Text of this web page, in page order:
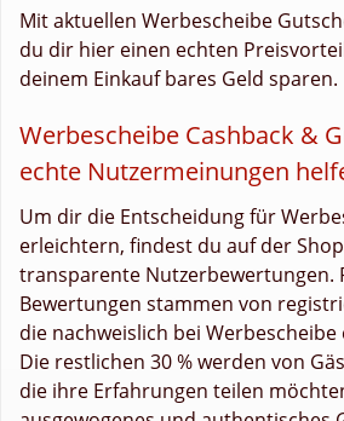
Mit aktuellen Werbescheibe
du dir hier einen echten
deinem Einkauf bares Geld sparen.
Werbescheibe Cashback &
echte Nutzermeinungen
Um dir die Entscheidung für
erleichtern, findest du auf der
transparente Nutzerbewertungen.
Bewertungen stammen von
die nachweislich bei
Die restlichen 30 % werden von
die ihre Erfahrungen teilen